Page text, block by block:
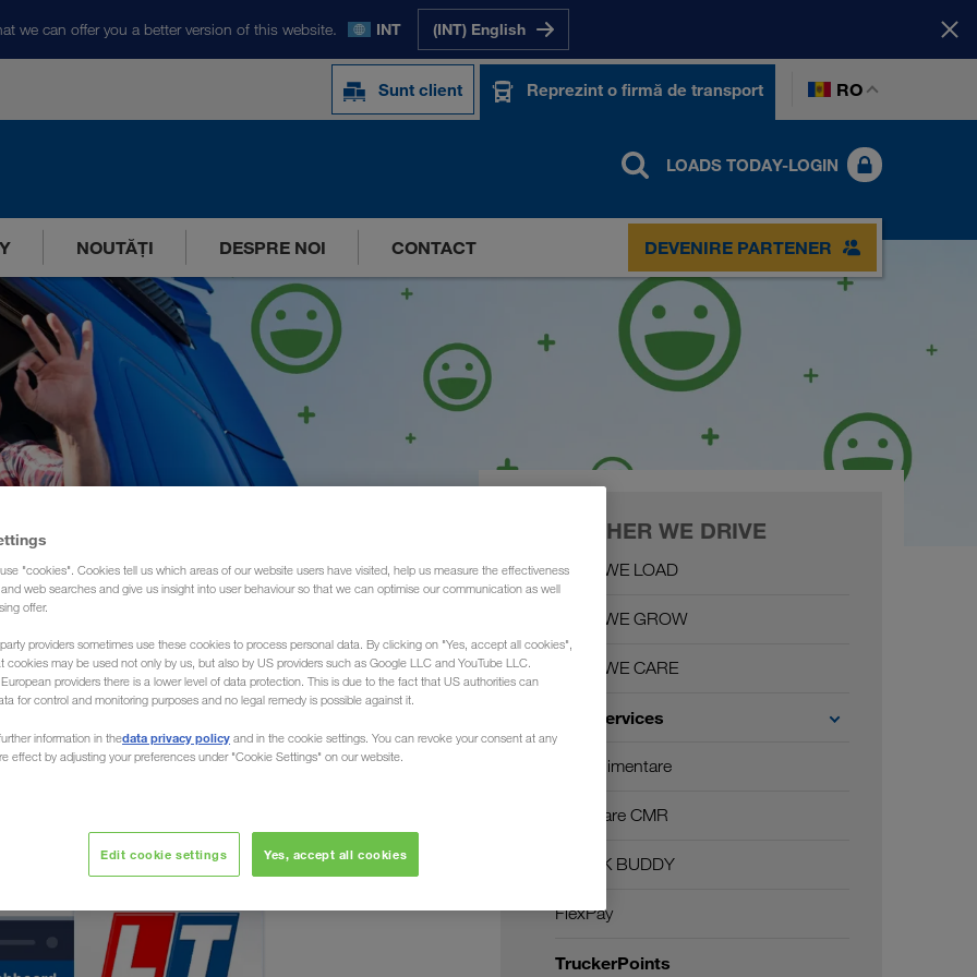
we can offer you a better version of this website. INT (INT) English
Sunt client Reprezint o firmă de transport RO
LOADS TODAY-LOGIN
NOUTĂȚI DESPRE NOI CONTACT DEVENIRE PARTENER
de bonusuri pentru
TODAY
pentru șoferii LKW WALTER un program de
TruckerPoints pot fi adunate simplu și rapid. Cine
LOADS TODAY adună puncte. Acestea pot fi
Astfel primiți un bonus la sfârșitul fiecărei luni.
TOGETHER WE DRIVE
Together WE LOAD
Together WE GROW
Together WE CARE
Carrier Services
Card alimentare
Asigurare CMR
TRUCK BUDDY
FlexPay
TruckerPoints
"cookies". Cookies tell us which areas of our website users have visited, help us measure the effectiveness
web searches and give us insight into user behaviour so that we can optimise our communication as well
offer.
providers sometimes use these cookies to process personal data. By clicking on "Yes, accept all cookies",
cookies may be used not only by us, but also by US providers such as Google LLC and YouTube LLC.
providers there is a lower level of data protection. This is due to the fact that US authorities can
for control and monitoring purposes and no legal remedy is possible against it.
information in thedata privacy policy and in the cookie settings. You can revoke your consent at any
effect by adjusting your preferences under "Cookie Settings" on our website.
Edit cookie settings Yes, accept all cookies